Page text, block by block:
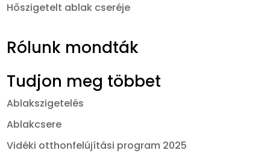
Hőszigetelt ablak cseréje
Rólunk mondták
Tudjon meg többet
Ablakszigetelés
Ablakcsere
Vidéki otthonfelújítási program 2025